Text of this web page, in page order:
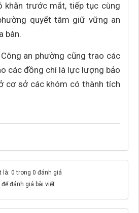
khăn trước mắt, tiếp tục cùng
quyết tâm giữ vững an
bàn.
an phường cũng trao các
các đồng chí là lực lượng bảo
cơ sở các khóm có thành tích
là: 0 trong 0 đánh giá
để đánh giá bài viết